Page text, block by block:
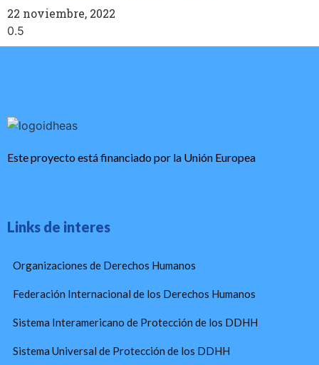
22 noviembre, 2022
Este proyecto está financiado por la Unión Europea
Links de interes
Organizaciones de Derechos Humanos
Federación Internacional de los Derechos Humanos
Sistema Interamericano de Protección de los DDHH
Sistema Universal de Protección de los DDHH